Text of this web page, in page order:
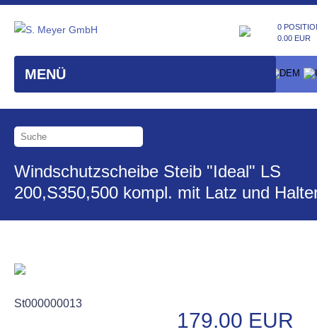
MENÜ
0
0.00 EUR
Windschutzscheibe Steib "Ideal" LS
200,S350,500 kompl. mit Latz und
St000000013
179.00 EUR